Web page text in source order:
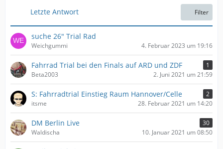
Letzte Antwort Filter
suche 26" Trial Rad
Weichgummi 4. Februar 2023 um 19:16
Fahrrad Trial bei den Finals auf ARD und ZDF
1
Beta2003
2. Juni 2021 um 21:59
S: Fahrradtrial Einstieg Raum Hannover/Celle
2
itsme
28. Februar 2021 um 14:20
DM Berlin Live
30
Waldischa
10. Januar 2021 um 08:50